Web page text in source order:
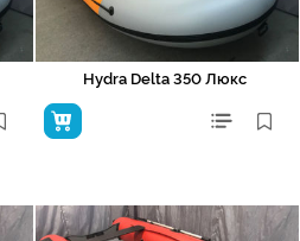
Hydra Delta 350 Люкс